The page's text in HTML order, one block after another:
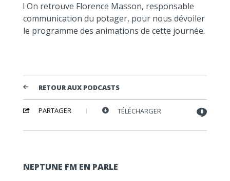
! On retrouve Florence Masson, responsable
communication du potager, pour nous dévoiler
le programme des animations de cette journée.
RETOUR AUX PODCASTS
PARTAGER TÉLÉCHARGER 0
NEPTUNE FM EN PARLE